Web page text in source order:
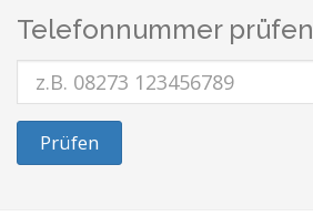
Telefonnummer prüfen
Prüfen